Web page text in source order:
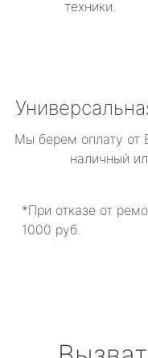
техники.
Мы берем оплату от
наличный
*При отказе от
1000 руб.